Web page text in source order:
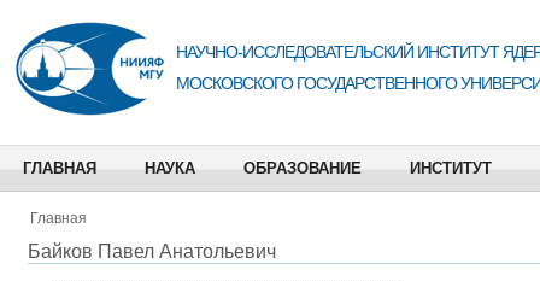
НАУЧНО-ИССЛЕДОВАТЕЛЬСКИЙ ИНСТИТУТ
МОСКОВСКОГО ГОСУДАРСТВЕННОГО
ГЛАВНАЯ НАУКА ОБРАЗОВАНИЕ ИНСТИТУТ
Главная
Байков Павел Анатольевич